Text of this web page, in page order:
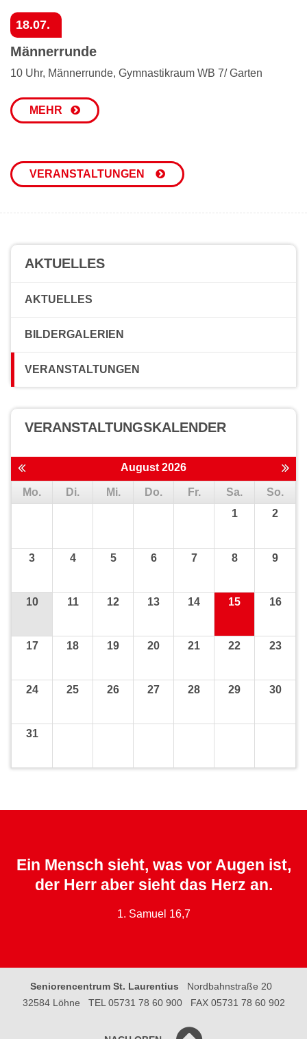
18.07.
Männerrunde
10 Uhr, Männerrunde, Gymnastikraum WB 7/ Garten
MEHR
VERANSTALTUNGEN
AKTUELLES
AKTUELLES
BILDERGALERIEN
VERANSTALTUNGEN
VERANSTALTUNGS­KALENDER
August 2026
Mo. Di. Mi. Do. Fr. Sa.
So.
1
2
3 4 5 6 7 8 9
10 11 12 13 14 15 16
17 18 19 20 21 22 23
24 25 26 27 28 29 30
31
Ein Mensch sieht, was vor Augen ist,
der Herr aber sieht das Herz an.
1. Samuel 16,7
Seniorencentrum St. Laurentius
Nordbahnstraße 20
32584 Löhne
TEL 05731 78 60 900 FAX 05731 78 60 902